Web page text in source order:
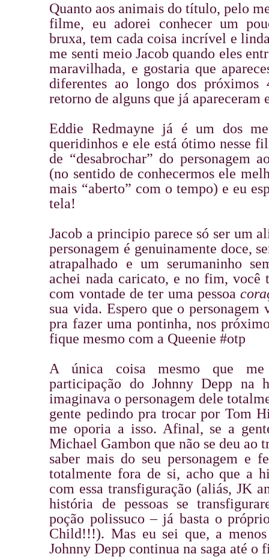
Quanto aos animais do título, pelo
filme, eu adorei conhecer um
bruxa, tem cada coisa incrível e
me senti meio Jacob quando eles
maravilhada, e gostaria que
diferentes ao longo dos
retorno de alguns que já apareceram
Eddie Redmayne já é um dos
queridinhos e ele está ótimo nesse
de “desabrochar” do personagem
(no sentido de conhecermos ele
mais “aberto” com o tempo) e eu
tela!
Jacob a principio parece só ser um
personagem é genuinamente doce,
atrapalhado e um serumaninho
achei nada caricato, e no fim, você
com vontade de ter uma pessoa
sua vida. Espero que o personagem
pra fazer uma pontinha, nos
fique mesmo com a Queenie #otp
A única coisa mesmo que
participação do Johnny Depp na
imaginava o personagem dele
gente pedindo pra trocar por Tom
me oporia a isso. Afinal, se a
Michael Gambon que não se deu ao
saber mais do seu personagem e
totalmente fora de si, acho que a
com essa transfiguração (aliás, JK
história de pessoas se
poção polissuco – já basta o
Child!!!). Mas eu sei que, a
Johnny Depp continua na saga até o